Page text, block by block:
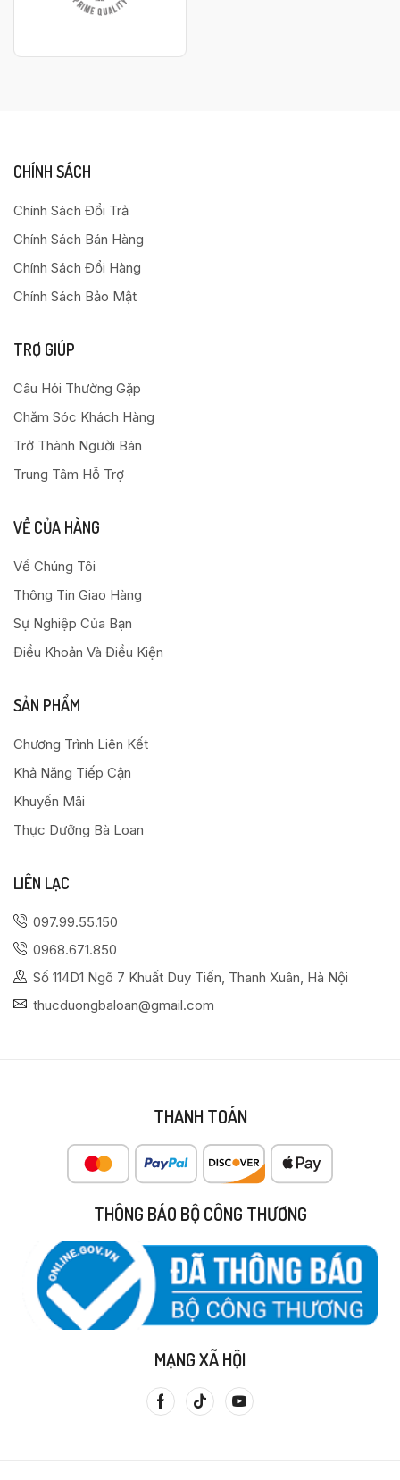
CHÍNH SÁCH
Chính Sách Đổi Trả
Chính Sách Bán Hàng
Chính Sách Đổi Hàng
Chính Sách Bảo Mật
TRỢ GIÚP
Câu Hỏi Thường Gặp
Chăm Sóc Khách Hàng
Trở Thành Người Bán
Trung Tâm Hỗ Trợ
VỀ CỦA HÀNG
Về Chúng Tôi
Thông Tin Giao Hàng
Sự Nghiệp Của Bạn
Điều Khoản Và Điều Kiện
SẢN PHẨM
Chương Trình Liên Kết
Khả Năng Tiếp Cận
Khuyến Mãi
Thực Dưỡng Bà Loan
LIÊN LẠC
097.99.55.150
0968.671.850
Số 114D1 Ngõ 7 Khuất Duy Tiến, Thanh Xuân, Hà Nội
thucduongbaloan@gmail.com
THANH TOÁN
THÔNG BÁO BỘ CÔNG THƯƠNG
MẠNG XÃ HỘI